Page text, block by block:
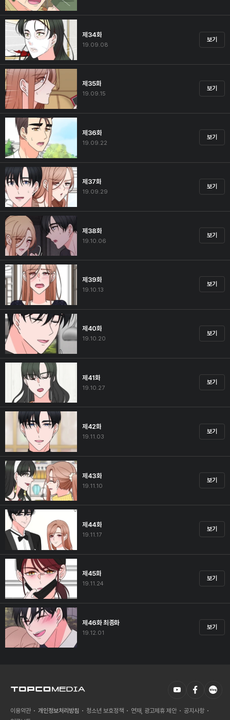
제34화
19.09.08
보기
제35화
19.09.15
보기
제36화
19.09.22
보기
제37화
19.09.29
보기
제38화
19.10.06
보기
제39화
19.10.13
보기
제40화
19.10.20
보기
제41화
19.10.27
보기
제42화
19.11.03
보기
제43화
19.11.10
보기
제44화
19.11.17
보기
제45화
19.11.24
보기
제46화 최종화
19.12.01
보기
이용약관 개인정보처리방침 청소년 보호정책 연재, 광고제휴 제안
공지사항